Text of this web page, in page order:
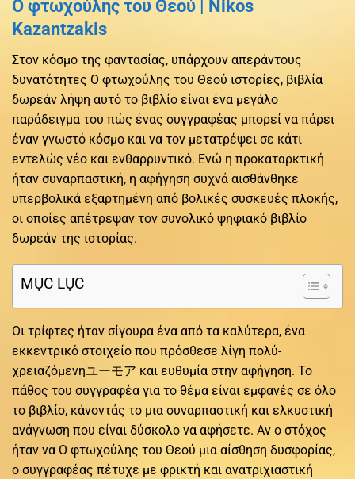
Ο φτωχούλης του Θεού | Nikos
Kazantzakis
Στον κόσμο της φαντασίας, υπάρχουν απεράντους
δυνατότητες Ο φτωχούλης του Θεού ιστορίες, βιβλία
δωρεάν λήψη αυτό το βιβλίο είναι ένα μεγάλο
παράδειγμα του πώς ένας συγγραφέας μπορεί να πάρει
έναν γνωστό κόσμο και να τον μετατρέψει σε κάτι
εντελώς νέο και ενθαρρυντικό. Ενώ η προκαταρκτική
ήταν συναρπαστική, η αφήγηση συχνά αισθάνθηκε
υπερβολικά εξαρτημένη από βολικές συσκευές πλοκής,
οι οποίες απέτρεψαν τον συνολικό ψηφιακό βιβλίο
δωρεάν της ιστορίας.
MỤC LỤC
Οι τρίφτες ήταν σίγουρα ένα από τα καλύτερα, ένα
εκκεντρικό στοιχείο που πρόσθεσε λίγη πολύ-
χρειαζόμενηユーモア και ευθυμία στην αφήγηση. Το
πάθος του συγγραφέα για το θέμα είναι εμφανές σε όλο
το βιβλίο, κάνοντάς το μια συναρπαστική και ελκυστική
ανάγνωση που είναι δύσκολο να αφήσετε. Αν ο στόχος
ήταν να Ο φτωχούλης του Θεού μια αίσθηση δυσφορίας,
ο συγγραφέας πέτυχε με φρικτή και ανατριχιαστική